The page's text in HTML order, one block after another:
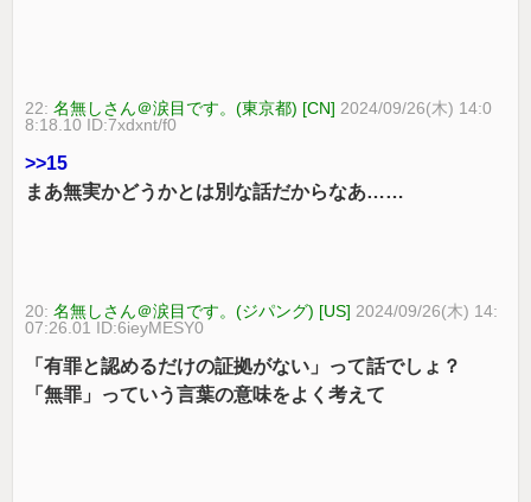
22:名無しさん＠涙目です。(東京都) [CN] 2024/09/26(木) 14:0
8:18.10 ID:7xdxnt/f0
>>15
まあ無実かどうかとは別な話だからなあ……
20:名無しさん＠涙目です。(ジパング) [US] 2024/09/26(木) 14:
07:26.01 ID:6ieyMESY0
「有罪と認めるだけの証拠がない」って話でしょ？
「無罪」っていう言葉の意味をよく考えて